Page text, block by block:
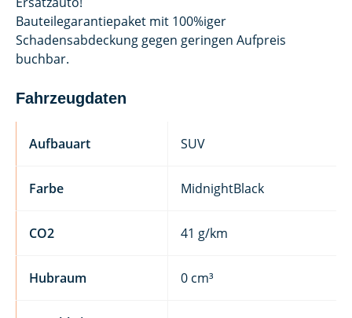
Bauteilegarantiepaket mit 100%iger
Schadensabdeckung gegen geringen Aufpreis
buchbar.
Fahrzeugdaten
Aufbauart SUV
Farbe MidnightBlack
CO2 41 g/km
Hubraum 0 cm³